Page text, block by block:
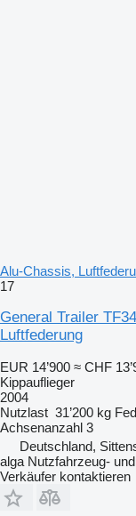
Alu-Chassis,
17
General Trailer
Luftfederung
EUR 14’900 ≈ CHF
Kippauflieger
2004
Nutzlast 31’200 kg
Achsenanzahl 3
Deutschland,
alga Nutzfahrzeug-
Verkäufer kontaktieren